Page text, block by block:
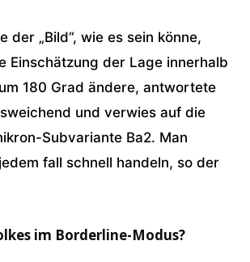
der „Bild“, wie es sein könne,
Einschätzung der Lage innerhalb
180 Grad ändere, antwortete
und verwies auf die
Subvariante Ba2. Man
fall schnell handeln, so der
im Borderline-Modus?